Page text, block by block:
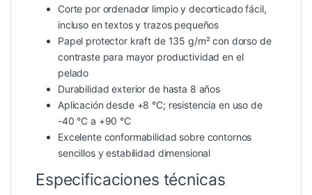
Corte por ordenador limpio y decorticado fácil,
incluso en textos y trazos pequeños
Papel protector kraft de 135 g/m² con dorso de
contraste para mayor productividad en el
pelado
Durabilidad exterior de hasta 8 años
Aplicación desde +8 °C; resistencia en uso de
-40 °C a +90 °C
Excelente conformabilidad sobre contornos
sencillos y estabilidad dimensional
Especificaciones técnicas